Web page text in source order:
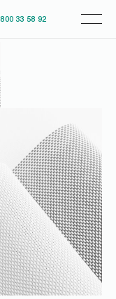
33 58 92